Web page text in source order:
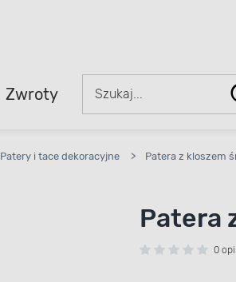
Zwroty
Patery i tace dekoracyjne > Patera z kloszem
Patera
0